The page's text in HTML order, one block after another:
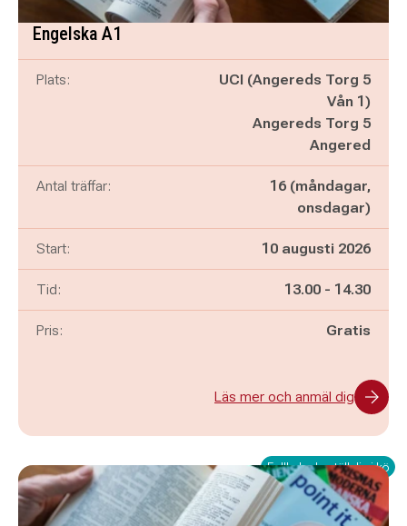
Engelska A1
Plats:
UCI (Angereds Torg 5
Vån 1)
Angereds Torg 5
Angered
Antal träffar:
16 (måndagar,
onsdagar)
Start: 10 augusti 2026
Tid: Pågår mellan
13.00 - och
14.30
Pris: Gratis
Läs mer och anmäl dig
Fullbokad - ställ dig i kö